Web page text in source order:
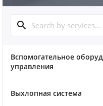
Вспомогательное
управления
Выхлопная система